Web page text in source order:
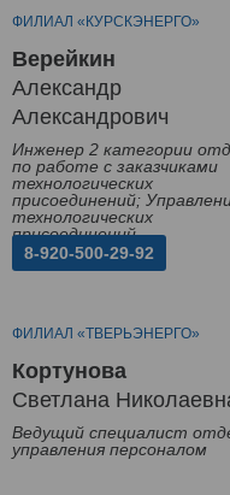
ФИЛИАЛ «КУРСКЭНЕРГО»
Верейкин
Александр
Александрович
Инженер 2 категории
по работе с заказчиками
технологических
присоединений;
технологических
присоединений
8-920-500-29-92
ФИЛИАЛ «ТВЕРЬЭНЕРГО»
Кортунова
Светлана
Ведущий специалист
управления персоналом